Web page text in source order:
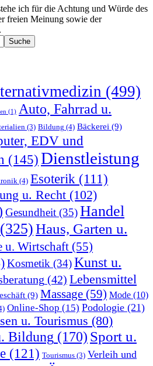
ich für die Achtung und Würde des
freien Meinung sowie der
(499)
(1) Auto, Fahrrad u.
(3) Bildung (4) Bäckerei (9)
EDV und
(145)Dienstleistung
(4) Esoterik (111)
u. Recht (102)
Gesundheit (35)Handel
(325)Haus, Garten u.
u. Wirtschaft (55)
Kosmetik (34)Kunst u.
(42) Lebensmittel
(9) Massage (59) Mode (10)
Online-Shop (15) Podologie (21)
u. Tourismus (80)
Bildung (170) Sport u.
(121) Tourismus (3) Verleih und